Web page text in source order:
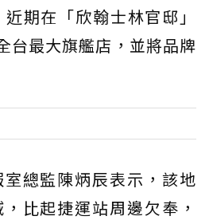
近期在「欣翰士林官邸」
台最大旗艦店，並將品牌
總監陳炳辰表示，該地
比起捷運站周邊欠奉，